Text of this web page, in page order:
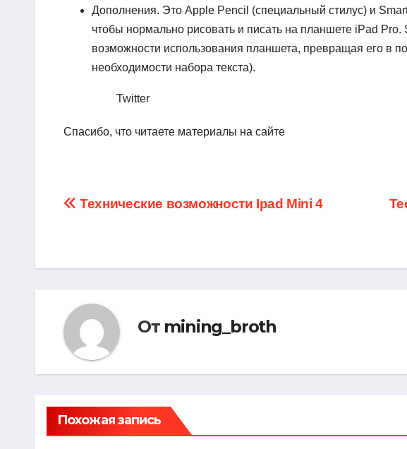
Дополнения. Это Apple Pencil (специальный стилус) и
чтобы нормально рисовать и писать на планшете iPad
возможности использования планшета, превращая его в
необходимости набора текста).
Twitter
Спасибо, что читаете материалы на сайте
Навигация
записям
Технические возможности Ipad Mini 4
От mining_broth
Похожая запись